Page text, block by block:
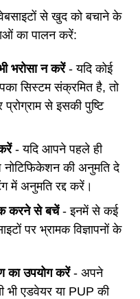
से खुद को बचाने के
का पालन करें:
भरोसा न करें- यदि कोई
सिस्टम संक्रमित है, तो
प्रोग्राम से इसकी पुष्टि
- यदि आपने पहले ही
की अनुमति दे
में अनुमति रद्द करें।
करने से बचें- इनमें से कई
पर भ्रामक विज्ञापनों के
का उपयोग करें- अपने
एडवेयर या PUP की